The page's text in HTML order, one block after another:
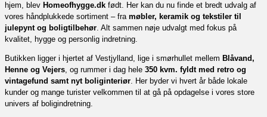
hjem, blev Homeofhygge.dk født. Her kan du nu finde et bredt udvalg af
vores håndplukkede sortiment – fra møbler, keramik og tekstiler til
julepynt og boligtilbehør. Alt sammen nøje udvalgt med fokus på
kvalitet, hygge og personlig indretning.
Butikken ligger i hjertet af Vestjylland, lige i smørhullet mellem Blåvand,
Henne og Vejers, og rummer i dag hele 350 kvm. fyldt med retro og
vintagefund samt nyt boliginteriør. Her byder vi hvert år både lokale
kunder og mange turister velkommen til at gå på opdagelse i vores store
univers af boligindretning.